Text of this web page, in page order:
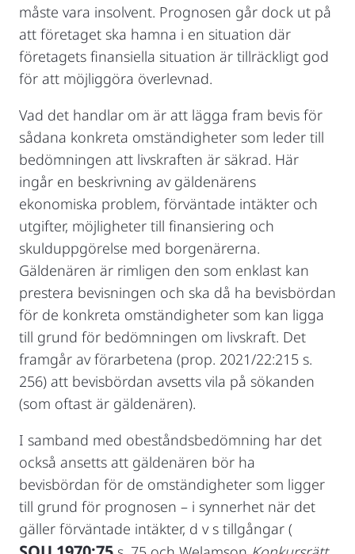
måste vara insolvent. Prognosen går dock ut på
att företaget ska hamna i en situation där
företagets finansiella situation är tillräckligt god
för att möjliggöra överlevnad.
Vad det handlar om är att lägga fram bevis för
sådana konkreta omständigheter som leder till
bedömningen att livskraften är säkrad. Här
ingår en beskrivning av gäldenärens
ekonomiska problem, förväntade intäkter och
utgifter, möjligheter till finansiering och
skulduppgörelse med borgenärerna.
Gäldenären är rimligen den som enklast kan
prestera bevisningen och ska då ha bevisbördan
för de konkreta omständigheter som kan ligga
till grund för bedömningen om livskraft. Det
framgår av förarbetena (prop. 2021/22:215 s.
256) att bevisbördan avsetts vila på sökanden
(som oftast är gäldenären).
I samband med obeståndsbedömning har det
också ansetts att gäldenären bör ha
bevisbördan för de omständigheter som ligger
till grund för prognosen – i synnerhet när det
gäller förväntade intäkter, d v s tillgångar (